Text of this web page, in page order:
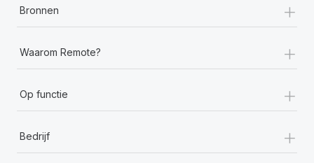
Bronnen +
Waarom Remote? +
Op functie +
Bedrijf +